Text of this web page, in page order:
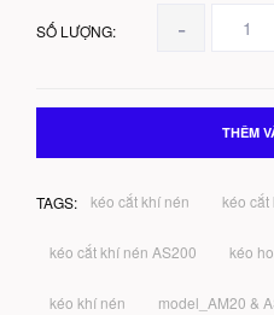
SỐ LƯỢNG: -
THÊM
TAGS: kéo cắt khí nén kéo cắt
kéo cắt khí nén AS200 kéo
kéo khí nén model_AM20 &